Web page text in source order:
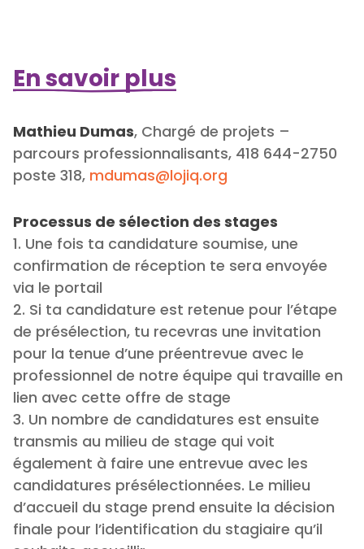
En savoir plus
Mathieu Dumas, Chargé de projets –
parcours professionnalisants, 418 644-2750
poste 318, mdumas@lojiq.org
Processus de sélection des stages
1. Une fois ta candidature soumise, une
confirmation de réception te sera envoyée
via le portail
2. Si ta candidature est retenue pour l’étape
de présélection, tu recevras une invitation
pour la tenue d’une préentrevue avec le
professionnel de notre équipe qui travaille en
lien avec cette offre de stage
3. Un nombre de candidatures est ensuite
transmis au milieu de stage qui voit
également à faire une entrevue avec les
candidatures présélectionnées. Le milieu
d’accueil du stage prend ensuite la décision
finale pour l’identification du stagiaire qu’il